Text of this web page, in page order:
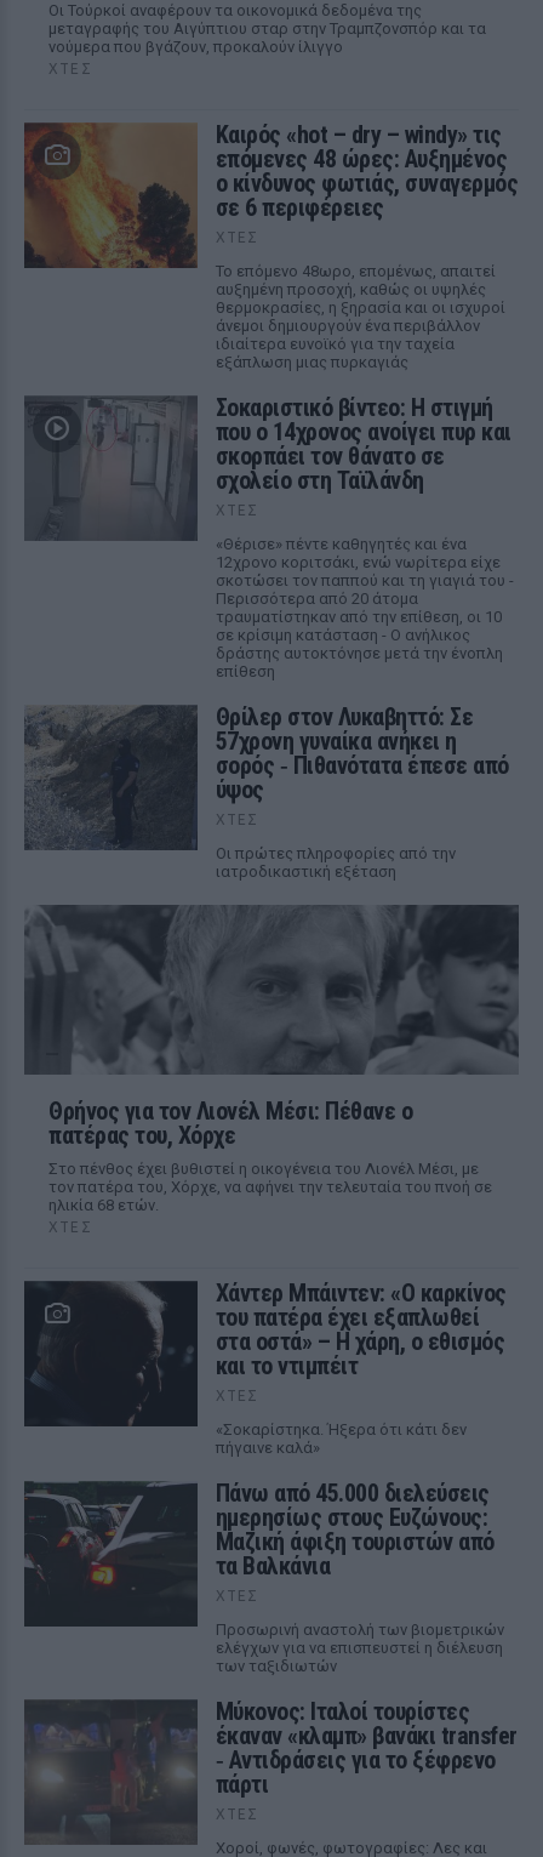
Οι Τούρκοί αναφέρουν τα οικονομικά δεδομένα της
μεταγραφής του Αιγύπτιου σταρ στην Τραμπζονσπόρ και τα
νούμερα που βγάζουν, προκαλούν ίλιγγο
ΧΤΕΣ
Καιρός «hot – dry – windy» τις
επόμενες 48 ώρες: Αυξημένος
ο κίνδυνος φωτιάς, συναγερμός
σε 6 περιφέρειες
ΧΤΕΣ
Το επόμενο 48ωρο, επομένως, απαιτεί
αυξημένη προσοχή, καθώς οι υψηλές
θερμοκρασίες, η ξηρασία και οι ισχυροί
άνεμοι δημιουργούν ένα περιβάλλον
ιδιαίτερα ευνοϊκό για την ταχεία
εξάπλωση μιας πυρκαγιάς
Σοκαριστικό βίντεο: Η στιγμή
που ο 14χρονος ανοίγει πυρ και
σκορπάει τον θάνατο σε
σχολείο στη Ταϊλάνδη
ΧΤΕΣ
«Θέρισε» πέντε καθηγητές και ένα
12χρονο κοριτσάκι, ενώ νωρίτερα είχε
σκοτώσει τον παππού και τη γιαγιά του -
Περισσότερα από 20 άτομα
τραυματίστηκαν από την επίθεση, οι 10
σε κρίσιμη κατάσταση - Ο ανήλικος
δράστης αυτοκτόνησε μετά την ένοπλη
επίθεση
Θρίλερ στον Λυκαβηττό: Σε
57χρονη γυναίκα ανήκει η
σορός ‑ Πιθανότατα έπεσε από
ύψος
ΧΤΕΣ
Οι πρώτες πληροφορίες από την
ιατροδικαστική εξέταση
Θρήνος για τον Λιονέλ Μέσι: Πέθανε ο
πατέρας του, Χόρχε
Στο πένθος έχει βυθιστεί η οικογένεια του Λιονέλ Μέσι, με
τον πατέρα του, Χόρχε, να αφήνει την τελευταία του πνοή σε
ηλικία 68 ετών.
ΧΤΕΣ
Χάντερ Μπάιντεν: «Ο καρκίνος
του πατέρα έχει εξαπλωθεί
στα οστά» – Η χάρη, ο εθισμός
και το ντιμπέιτ
ΧΤΕΣ
«Σοκαρίστηκα. Ήξερα ότι κάτι δεν
πήγαινε καλά»
Πάνω από 45.000 διελεύσεις
ημερησίως στους Ευζώνους:
Μαζική άφιξη τουριστών από
τα Βαλκάνια
ΧΤΕΣ
Προσωρινή αναστολή των βιομετρικών
ελέγχων για να επισπευστεί η διέλευση
των ταξιδιωτών
Μύκονος: Ιταλοί τουρίστες
έκαναν «κλαμπ» βανάκι transfer
‑ Αντιδράσεις για το ξέφρενο
πάρτι
ΧΤΕΣ
Χοροί, φωνές, φωτογραφίες: Λες και